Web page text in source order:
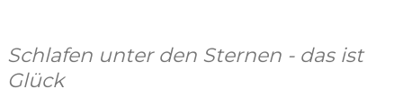
Schlafen unter den Sternen - das ist
Glück